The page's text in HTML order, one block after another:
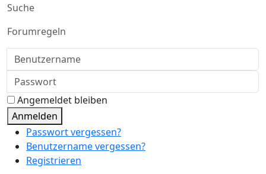
Suche
Forumregeln
Benutzername
Passwort
Angemeldet bleiben
Anmelden
Passwort vergessen?
Benutzername vergessen?
Registrieren